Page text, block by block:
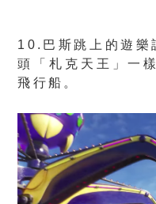
10.巴斯跳上的遊樂
頭「札克天王」一
飛行船。